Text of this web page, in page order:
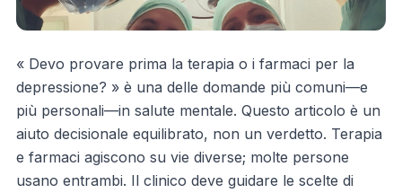
« Devo provare prima la terapia o i farmaci per la
depressione? » è una delle domande più comuni—e
più personali—in salute mentale. Questo articolo è un
aiuto decisionale equilibrato, non un verdetto. Terapia
e farmaci agiscono su vie diverse; molte persone
usano entrambi. Il clinico deve guidare le scelte di